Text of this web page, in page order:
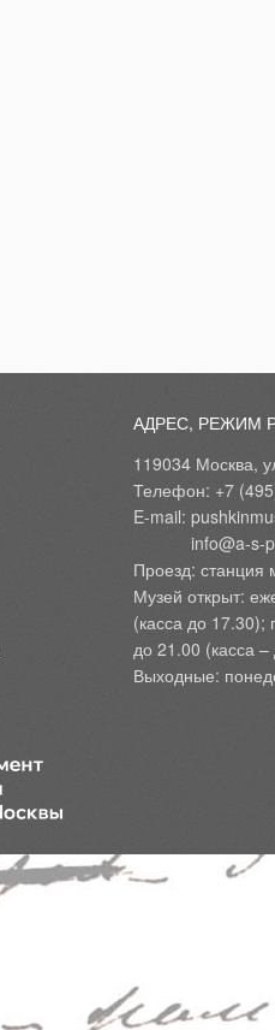
АДРЕС, РЕЖИМ
119034 Москва,
Телефон: +7
E-mail:
Проезд: станция
Музей открыт:
(касса до 17.30);
до 21.00 (касса
Выходные: